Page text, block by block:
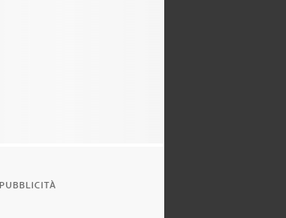
PUBBLICITÀ